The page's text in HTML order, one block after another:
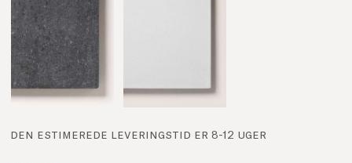
den estimerede leveringstid er 8-12 uger